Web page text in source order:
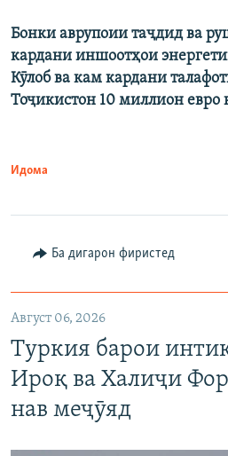
Бонки аврупоии таҷдид ва
кардани иншоотҳои
Кӯлоб ва кам кардани
Тоҷикистон 10 миллион евро
Идома
Ба дигарон фиристед
Август 06, 2026
Туркия барои
Ироқ ва Халиҷи
нав меҷӯяд